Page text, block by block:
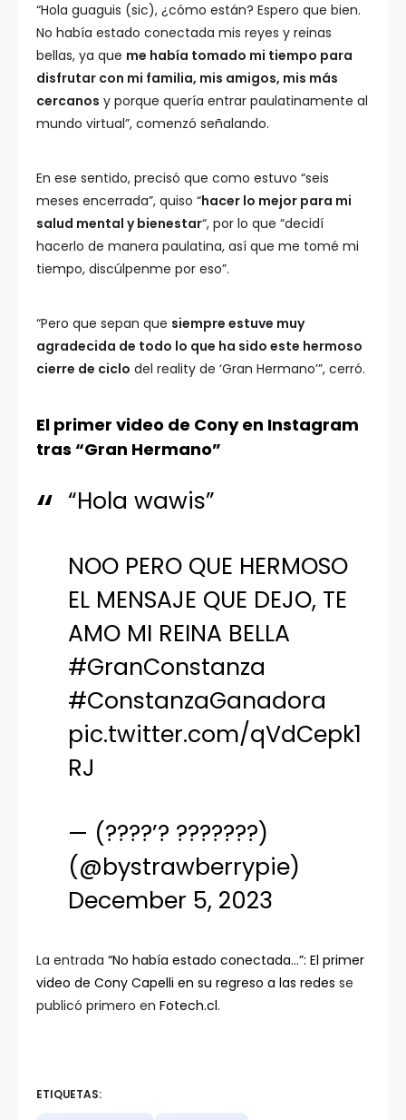
“Hola guaguis (sic), ¿cómo están? Espero que bien.
No había estado conectada mis reyes y reinas
bellas, ya que me había tomado mi tiempo para
disfrutar con mi familia, mis amigos, mis más
cercanos y porque quería entrar paulatinamente al
mundo virtual”, comenzó señalando.
En ese sentido, precisó que como estuvo “seis
meses encerrada”, quiso “hacer lo mejor para mi
salud mental y bienestar“, por lo que “decidí
hacerlo de manera paulatina, así que me tomé mi
tiempo, discúlpenme por eso”.
“Pero que sepan que siempre estuve muy
agradecida de todo lo que ha sido este hermoso
cierre de ciclo del reality de ‘Gran Hermano’”, cerró.
El primer video de Cony en Instagram
tras “Gran Hermano”
“Hola wawis”
NOO PERO QUE HERMOSO
EL MENSAJE QUE DEJO, TE
AMO MI REINA BELLA
#GranConstanza
#ConstanzaGanadora
pic.twitter.com/qVdCepk1
RJ
— (????’? ???????)
(@bystrawberrypie)
December 5, 2023
La entrada “No había estado conectada…”: El primer
video de Cony Capelli en su regreso a las redes se
publicó primero en Fotech.cl.
ETIQUETAS: